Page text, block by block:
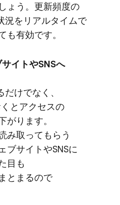
ょう。​更新頻度の​
況を​リアルタイムで​
も​有効です。
イトや​SNSへ​
けでなく、​
と​アクセスの​
がります。​
み取って​もらう​
ブサイトや​SNSに​
目も​
とまるので​